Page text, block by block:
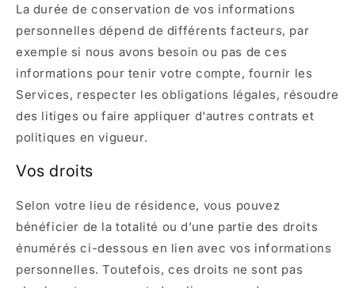
La durée de conservation de vos informations
personnelles dépend de différents facteurs, par
exemple si nous avons besoin ou pas de ces
informations pour tenir votre compte, fournir les
Services, respecter les obligations légales, résoudre
des litiges ou faire appliquer d'autres contrats et
politiques en vigueur.
Vos droits
Selon votre lieu de résidence, vous pouvez
bénéficier de la totalité ou d’une partie des droits
énumérés ci-dessous en lien avec vos informations
personnelles. Toutefois, ces droits ne sont pas